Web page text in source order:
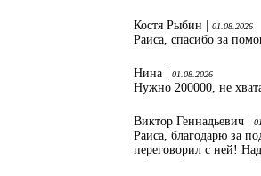
Костя Рыбин | 01.08.2026
Раиса, спасибо за
Нина | 01.08.2026
Нужно 200000, не
Виктор Геннадьевич |
Раиса, благодарю за
переговорил с ней!